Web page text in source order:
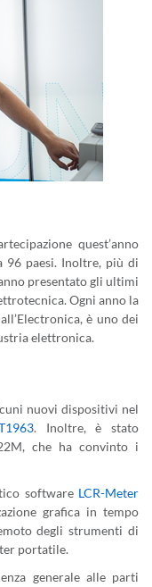
quest’anno
paesi. Inoltre, più di
presentato gli ultimi
Ogni anno la
è uno dei
elettronica.
nuovi dispositivi nel
. Inoltre, è stato
che ha convinto i
software LCR-Meter
grafica in tempo
degli strumenti di
portatile.
generale alle parti